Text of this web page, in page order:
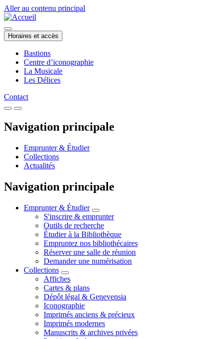
Aller au contenu principal
Horaires et accès
Bastions
Centre d’iconographie
La Musicale
Les Délices
Contact
Navigation principale
Emprunter & Étudier
Collections
Actualités
Navigation principale
Emprunter & Étudier
S'inscrire & emprunter
Outils de recherche
Étudier à la Bibliothèque
Empruntez nos bibliothécaires
Réserver une salle de réunion
Demander une numérisation
Collections
Affiches
Cartes & plans
Dépôt légal & Genevensia
Iconographie
Imprimés anciens & précieux
Imprimés modernes
Manuscrits & archives privées